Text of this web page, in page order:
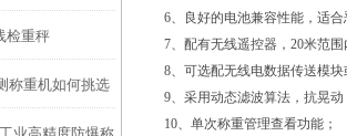
检重秤
称重机如何挑选
6、良好的电池兼容性能，适
7、配有无线遥控器，20米范
8、可选配无线电数据传送模
9、采用动态滤波算法，抗晃
10、单次称重管理查看功能；